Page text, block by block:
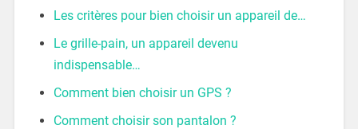
Les critères pour bien choisir un appareil de…
Le grille-pain, un appareil devenu
indispensable…
Comment bien choisir un GPS ?
Comment choisir son pantalon ?